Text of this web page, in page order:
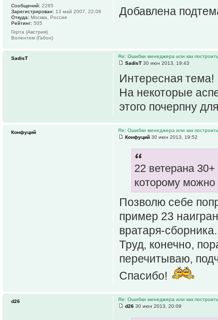
Добавлена
Сообщений: 2285
Зарегистрирован: 13 май 2007, 22:08
Откуда: Москва, Россия
Рейтинг: 505
Герта (Австрия)
Волентем (Габон)
Re: Ошибки менеджера или как построить
SadisT 30 июн 2013, 19:43
Интересная тема!
На некоторые
этого почерпну
SadisT
Re: Ошибки менеджера или как построить
Конфуций 30 июн 2013, 19:52
22 ветерана
которому можно
Позволю себе
пример 23
вратаря-
Труд, конечно,
перечитываю,
Спасибо!
Конфуций
Re: Ошибки менеджера или как построить
d26 30 июн 2013, 20:09
d26